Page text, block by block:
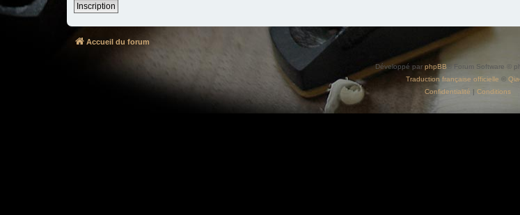
Inscription
Accueil du forum
Développé par phpBB ® Forum Software ©
Traduction française officielle ©
Confidentialité | Conditions